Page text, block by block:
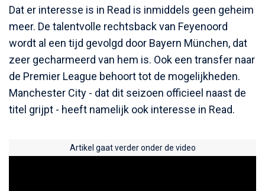
Dat er interesse is in Read is inmiddels geen geheim
meer. De talentvolle rechtsback van Feyenoord
wordt al een tijd gevolgd door Bayern München, dat
zeer gecharmeerd van hem is. Ook een transfer naar
de Premier League behoort tot de mogelijkheden.
Manchester City - dat dit seizoen officieel naast de
titel grijpt - heeft namelijk ook interesse in Read.
Artikel gaat verder onder de video